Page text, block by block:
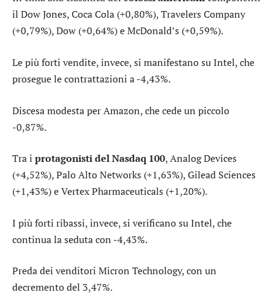
il Dow Jones,Coca Cola (+0,80%),Travelers Company
(+0,79%),Dow (+0,64%) eMcDonald’s (+0,59%).
Le più forti vendite, invece, si manifestano suIntel, che
prosegue le contrattazioni a -4,43%.
Discesa modesta perAmazon, che cede un piccolo
-0,87%.
Tra i protagonisti del Nasdaq 100,Analog Devices
(+4,52%),Palo Alto Networks (+1,63%),Gilead Sciences
(+1,43%) eVertex Pharmaceuticals (+1,20%).
I più forti ribassi, invece, si verificano suIntel, che
continua la seduta con -4,43%.
Preda dei venditori Micron Technology, con un
decremento del 3,47%.